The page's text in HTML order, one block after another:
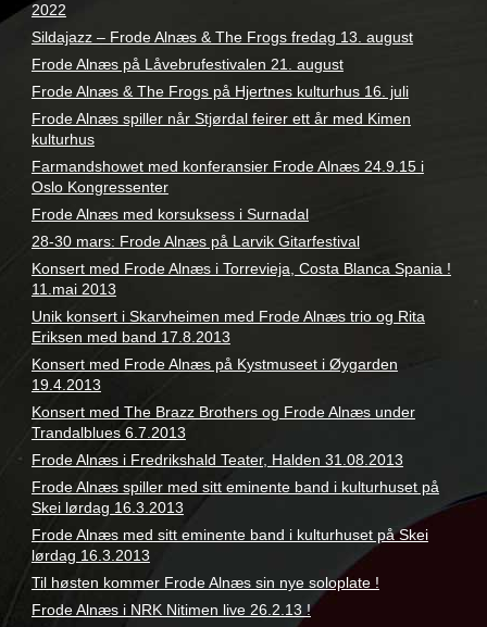
2022
Sildajazz – Frode Alnæs & The Frogs fredag 13. august
Frode Alnæs på Låvebrufestivalen 21. august
Frode Alnæs & The Frogs på Hjertnes kulturhus 16. juli
Frode Alnæs spiller når Stjørdal feirer ett år med Kimen
kulturhus
Farmandshowet med konferansier Frode Alnæs 24.9.15 i
Oslo Kongressenter
Frode Alnæs med korsuksess i Surnadal
28-30 mars: Frode Alnæs på Larvik Gitarfestival
Konsert med Frode Alnæs i Torrevieja, Costa Blanca Spania !
11.mai 2013
Unik konsert i Skarvheimen med Frode Alnæs trio og Rita
Eriksen med band 17.8.2013
Konsert med Frode Alnæs på Kystmuseet i Øygarden
19.4.2013
Konsert med The Brazz Brothers og Frode Alnæs under
Trandalblues 6.7.2013
Frode Alnæs i Fredrikshald Teater, Halden 31.08.2013
Frode Alnæs spiller med sitt eminente band i kulturhuset på
Skei lørdag 16.3.2013
Frode Alnæs med sitt eminente band i kulturhuset på Skei
lørdag 16.3.2013
Til høsten kommer Frode Alnæs sin nye soloplate !
Frode Alnæs i NRK Nitimen live 26.2.13 !